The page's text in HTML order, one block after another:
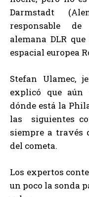
Darmstadt
responsable
alemana DLR
espacial europea
Stefan Ulamec,
explicó que aún
dónde está la
las siguientes
siempre a través
del cometa.
Los expertos
un poco la sonda